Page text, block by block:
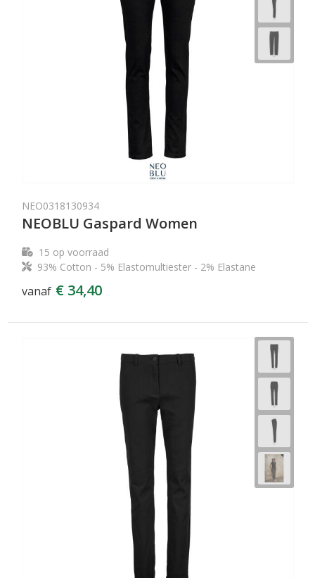
NEO0318130934
NEOBLU Gaspard Women
15 op voorraad
93% Cotton - 5% Elastomultiester - 2% Elastane
vanaf € 34,40